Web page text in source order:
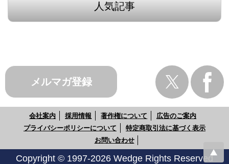
人気記事
メルマガ登録
会社案内 採用情報 著作権について
広告のご案内
プライバシーポリシーについて
特定商取引法に基づく表示
お問い合わせ
Copyright © 1997-2026 Wedge Rights Reserved